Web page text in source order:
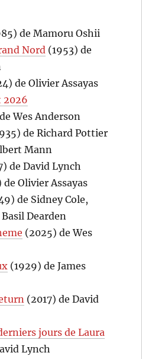
de Mamoru Oshii
Nord (1953) de
de Olivier Assayas
2026
Wes Anderson
de Richard Pottier
Mann
de David Lynch
de Olivier Assayas
de Sidney Cole,
Dearden
(2025) de Wes
(1929) de James
(2017) de David
jours de Laura
Lynch